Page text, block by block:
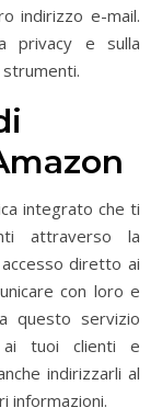
indirizzo e-mail.
privacy e sulla
integrato che ti
attraverso la
diretto ai
con loro e
questo servizio
ai tuoi clienti e
indirizzarli al
informazioni.